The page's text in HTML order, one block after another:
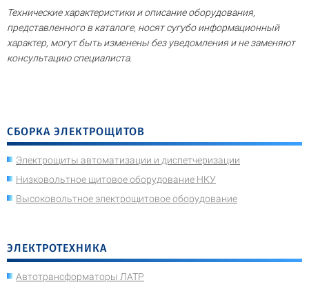
СБОРКА ЭЛЕКТРОЩИТОВ
Электрощиты автоматизации и диспетчеризации
Низковольтное щитовое оборудование НКУ
Высоковольтное электрощитовое оборудование
ЭЛЕКТРОТЕХНИКА
Автотрансформаторы ЛАТР
Технические характеристики и описание оборудования,
представленного в каталоге, носят сугубо информационный
характер, могут быть изменены без уведомления и не заменяют
консультацию специалиста.